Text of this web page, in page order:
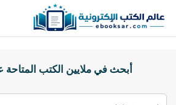
أبحث في ملايين الكتب المتاحة